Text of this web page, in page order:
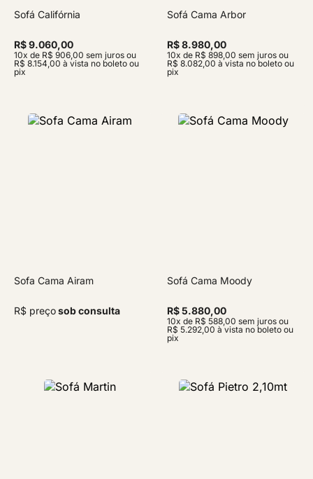
Sofá Califórnia
R$ 9.060,00
10x de R$ 906,00 sem juros ou
R$ 8.154,00 à vista no boleto ou
pix
Sofá Cama Arbor
R$ 8.980,00
10x de R$ 898,00 sem juros ou
R$ 8.082,00 à vista no boleto ou
pix
Sofa Cama Airam
R$ preçosob consulta
Sofá Cama Moody
R$ 5.880,00
10x de R$ 588,00 sem juros ou
R$ 5.292,00 à vista no boleto ou
pix